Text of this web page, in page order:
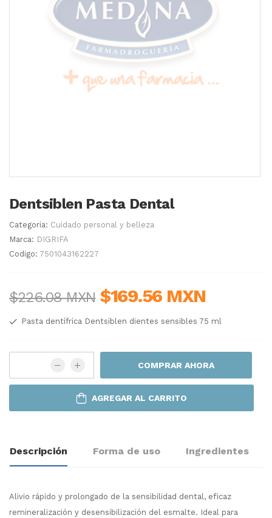
Dentsiblen Pasta Dental
Categoria: Cuidado personal y belleza
Marca: DIGRIFA
Codigo: 7501043162227
$226.08 MXN $169.56 MXN
Pasta dentífrica Dentsiblen dientes sensibles 75 ml
COMPRAR AHORA
AGREGAR AL CARRITO
Descripción Forma de uso Ingredientes
Alivio rápido y prolongado de la sensibilidad dental, eficaz
remineralización y desensibilización del esmalte. Ideal para